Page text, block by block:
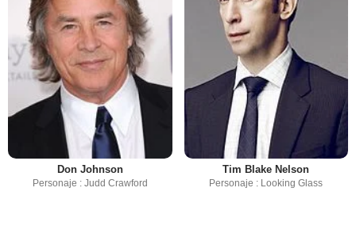
Don Johnson
Personaje : Judd Crawford
Tim Blake Nelson
Personaje : Looking Glass